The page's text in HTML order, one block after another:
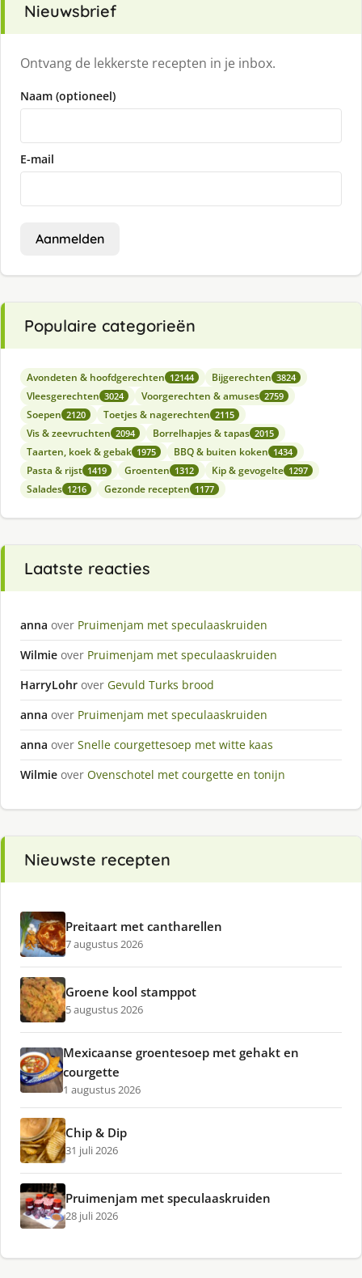
Nieuwsbrief
Ontvang de lekkerste recepten in je inbox.
Naam (optioneel)
E-mail
Aanmelden
Populaire categorieën
Avondeten & hoofdgerechten 12144 Bijgerechten 3824
Vleesgerechten 3024 Voorgerechten & amuses 2759
Soepen 2120 Toetjes & nagerechten 2115
Vis & zeevruchten 2094 Borrelhapjes & tapas 2015
Taarten, koek & gebak 1975 BBQ & buiten koken 1434
Pasta & rijst 1419 Groenten 1312 Kip & gevogelte 1297
Salades 1216 Gezonde recepten 1177
Laatste reacties
anna over Pruimenjam met speculaaskruiden
Wilmie over Pruimenjam met speculaaskruiden
HarryLohr over Gevuld Turks brood
anna over Pruimenjam met speculaaskruiden
anna over Snelle courgettesoep met witte kaas
Wilmie over Ovenschotel met courgette en tonijn
Nieuwste recepten
Preitaart met cantharellen
7 augustus 2026
Groene kool stamppot
5 augustus 2026
Mexicaanse groentesoep met gehakt en
courgette
1 augustus 2026
Chip & Dip
31 juli 2026
Pruimenjam met speculaaskruiden
28 juli 2026